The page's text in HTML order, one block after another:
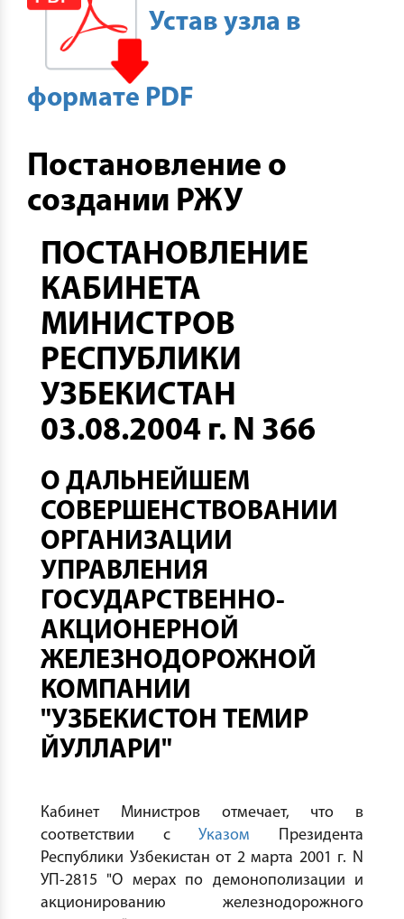
Устав узла в
формате PDF
Постановление о
создании РЖУ
ПОСТАНОВЛЕНИЕ
КАБИНЕТА
МИНИСТРОВ
РЕСПУБЛИКИ
УЗБЕКИСТАН
03.08.2004 г. N 366
О ДАЛЬНЕЙШЕМ
СОВЕРШЕНСТВОВАНИИ
ОРГАНИЗАЦИИ
УПРАВЛЕНИЯ
ГОСУДАРСТВЕННО-
АКЦИОНЕРНОЙ
ЖЕЛЕЗНОДОРОЖНОЙ
КОМПАНИИ
"УЗБЕКИСТОН ТЕМИР
ЙУЛЛАРИ"
Кабинет Министров отмечает, что в
соответствии сУказом Президента
Республики Узбекистан от 2 марта 2001 г. N
УП-2815 "О мерах по демонополизации и
акционированию железнодорожного